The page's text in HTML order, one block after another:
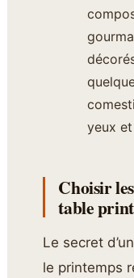
yeux
Choisir
table
Le secret
le printemps